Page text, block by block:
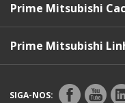
Prime Mitsubishi
Prime Mitsubishi
SIGA-NOS: